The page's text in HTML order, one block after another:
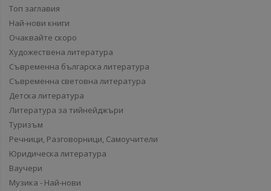
Топ заглавия
Най-нови книги
Очаквайте скоро
Художествена литература
Съвременна българска литература
Съвременна световна литература
Детска литература
Литература за тийнейджъри
Туризъм
Речници, Разговорници, Самоучители
Юридическа литература
Ваучери
Музика - Най-нови